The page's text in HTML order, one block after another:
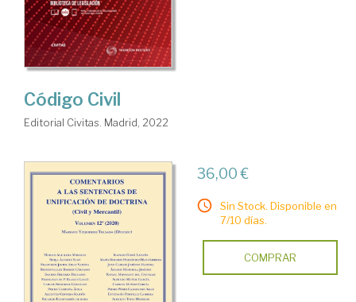
Código Civil
Editorial Civitas. Madrid, 2022
36,00 €
Sin Stock. Disponible en
7/10 días.
COMPRAR